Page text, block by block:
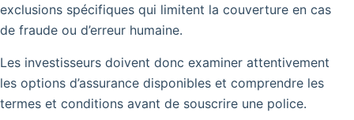
exclusions spécifiques qui limitent la couverture en cas
de fraude ou d’erreur humaine.
Les investisseurs doivent donc examiner attentivement
les options d’assurance disponibles et comprendre les
termes et conditions avant de souscrire une police.